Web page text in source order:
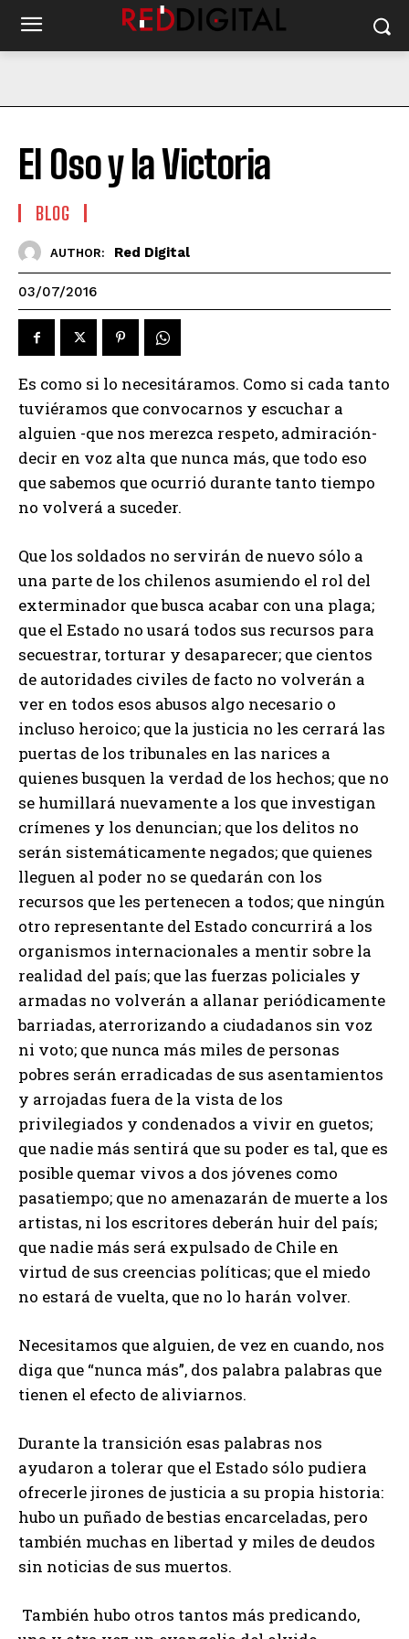
El Oso y la Victoria
BLOG
AUTHOR: Red Digital
03/07/2016
Es como si lo necesitáramos. Como si cada tanto
tuviéramos que convocarnos y escuchar a
alguien -que nos merezca respeto, admiración-
decir en voz alta que nunca más, que todo eso
que sabemos que ocurrió durante tanto tiempo
no volverá a suceder.
Que los soldados no servirán de nuevo sólo a
una parte de los chilenos asumiendo el rol del
exterminador que busca acabar con una plaga;
que el Estado no usará todos sus recursos para
secuestrar, torturar y desaparecer; que cientos
de autoridades civiles de facto no volverán a
ver en todos esos abusos algo necesario o
incluso heroico; que la justicia no les cerrará las
puertas de los tribunales en las narices a
quienes busquen la verdad de los hechos; que no
se humillará nuevamente a los que investigan
crímenes y los denuncian; que los delitos no
serán sistemáticamente negados; que quienes
lleguen al poder no se quedarán con los
recursos que les pertenecen a todos; que ningún
otro representante del Estado concurrirá a los
organismos internacionales a mentir sobre la
realidad del país; que las fuerzas policiales y
armadas no volverán a allanar periódicamente
barriadas, aterrorizando a ciudadanos sin voz
ni voto; que nunca más miles de personas
pobres serán erradicadas de sus asentamientos
y arrojadas fuera de la vista de los
privilegiados y condenados a vivir en guetos;
que nadie más sentirá que su poder es tal, que es
posible quemar vivos a dos jóvenes como
pasatiempo; que no amenazarán de muerte a los
artistas, ni los escritores deberán huir del país;
que nadie más será expulsado de Chile en
virtud de sus creencias políticas; que el miedo
no estará de vuelta, que no lo harán volver.
Necesitamos que alguien, de vez en cuando, nos
diga que “nunca más”, dos palabra palabras que
tienen el efecto de aliviarnos.
Durante la transición esas palabras nos
ayudaron a tolerar que el Estado sólo pudiera
ofrecerle jirones de justicia a su propia historia:
hubo un puñado de bestias encarceladas, pero
también muchas en libertad y miles de deudos
sin noticias de sus muertos.
También hubo otros tantos más predicando,